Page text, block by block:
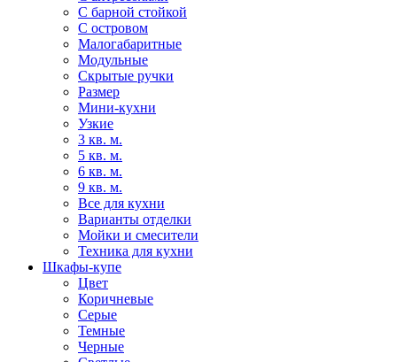
С барной стойкой
С островом
Малогабаритные
Модульные
Скрытые ручки
Размер
Мини-кухни
Узкие
3 кв. м.
5 кв. м.
6 кв. м.
9 кв. м.
Все для кухни
Варианты отделки
Мойки и смесители
Техника для кухни
Шкафы-купе
Цвет
Коричневые
Серые
Темные
Черные